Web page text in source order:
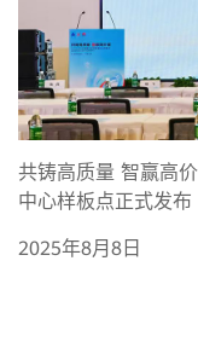
共铸高质量 智赢高
中心样板点正式发布
2025年8月8日